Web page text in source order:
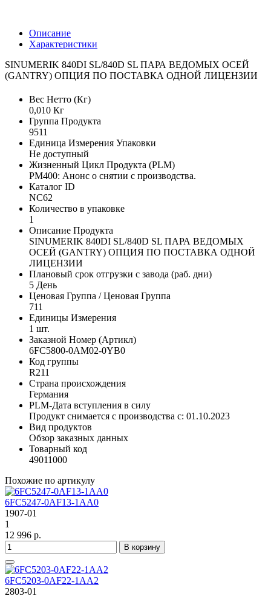
Описание
Характеристики
SINUMERIK 840DI SL/840D SL ПАРА ВЕДОМЫХ ОСЕЙ
(GANTRY) ОПЦИЯ ПО ПОСТАВКА ОДНОЙ ЛИЦЕНЗИИ
Вес Нетто (Кг)
0,010 Кг
Группа Продукта
9511
Единица Измерения Упаковки
Не доступный
Жизненный Цикл Продукта (PLM)
PM400: Анонс о снятии с производства.
Каталог ID
NC62
Количество в упаковке
1
Описание Продукта
SINUMERIK 840DI SL/840D SL ПАРА ВЕДОМЫХ
ОСЕЙ (GANTRY) ОПЦИЯ ПО ПОСТАВКА ОДНОЙ
ЛИЦЕНЗИИ
Плановый срок отгрузки с завода (раб. дни)
5 День
Ценовая Группа / Ценовая Группа
711
Единицы Измерения
1 шт.
Заказной Номер (Артикл)
6FC5800-0AM02-0YB0
Код группы
R211
Страна происхождения
Германия
PLM-Дата вступления в силу
Продукт снимается с производства с: 01.10.2023
Вид продуктов
Обзор заказных данных
Товарный код
49011000
Похожие по артикулу
6FC5247-0AF13-1AA0
1907-01
1
12 996 р.
В корзину
6FC5203-0AF22-1AA2
2803-01